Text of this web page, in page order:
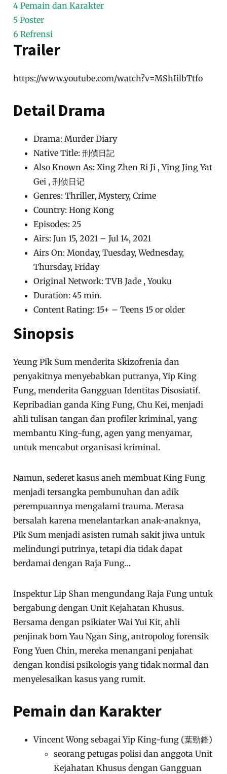
4 Pemain dan Karakter
5 Poster
6 Refrensi
Trailer
https://www.youtube.com/watch?v=MShIilbTtfo
Detail Drama
Drama: Murder Diary
Native Title: 刑偵日記
Also Known As: Xing Zhen Ri Ji , Ying Jing Yat
Gei , 刑侦日记
Genres: Thriller, Mystery, Crime
Country: Hong Kong
Episodes: 25
Airs: Jun 15, 2021 – Jul 14, 2021
Airs On: Monday, Tuesday, Wednesday,
Thursday, Friday
Original Network: TVB Jade , Youku
Duration: 45 min.
Content Rating: 15+ – Teens 15 or older
Sinopsis
Yeung Pik Sum menderita Skizofrenia dan
penyakitnya menyebabkan putranya, Yip King
Fung, menderita Gangguan Identitas Disosiatif.
Kepribadian ganda King Fung, Chu Kei, menjadi
ahli tulisan tangan dan profiler kriminal, yang
membantu King-fung, agen yang menyamar,
untuk mencabut organisasi kriminal.
Namun, sederet kasus aneh membuat King Fung
menjadi tersangka pembunuhan dan adik
perempuannya mengalami trauma. Merasa
bersalah karena menelantarkan anak-anaknya,
Pik Sum menjadi asisten rumah sakit jiwa untuk
melindungi putrinya, tetapi dia tidak dapat
berdamai dengan Raja Fung…
Inspektur Lip Shan mengundang Raja Fung untuk
bergabung dengan Unit Kejahatan Khusus.
Bersama dengan psikiater Wai Yui Kit, ahli
penjinak bom Yau Ngan Sing, antropolog forensik
Fong Yuen Chin, mereka menangani penjahat
dengan kondisi psikologis yang tidak normal dan
menyelesaikan kasus yang rumit.
Pemain dan Karakter
Vincent Wong sebagai Yip King-fung (葉勁鋒)
seorang petugas polisi dan anggota Unit
Kejahatan Khusus dengan Gangguan